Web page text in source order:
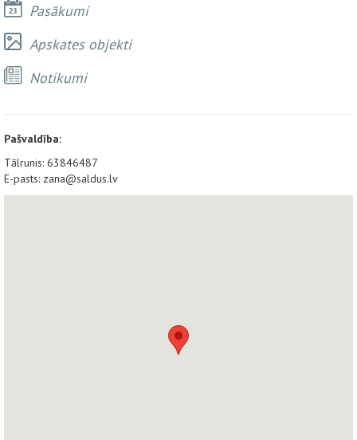
Pasākumi
Apskates objekti
Notikumi
Pašvaldība:
Tālrunis: 63846487
E-pasts: zana@saldus.lv